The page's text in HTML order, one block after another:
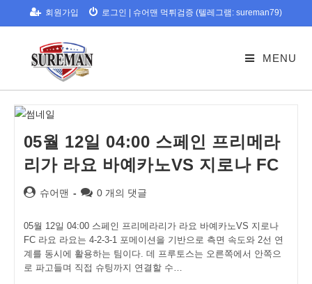
to
회원가입 로그인 슈어맨 먹튀검증 (텔레그램: sureman79)
MENU
05월 12일 04:00 스페인 프리메라
리가 라요 바예카노VS 지로나 FC
Post슈어맨
Post0 개의 댓글
05월 12일 04:00 스페인 프리메라리가 라요 바예카노VS 지로나
FC 라요 라요는 4-2-3-1 포메이션을 기반으로 측면 속도와 2선 연
계를 동시에 활용하는 팀이다. 데 프루토스는 오른쪽에서 안쪽으
로 파고들며 직접 슈팅까지 연결할 수…